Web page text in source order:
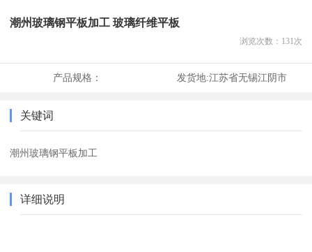
潮州玻璃钢平板加工 玻璃纤维平板
浏览次数： 131次
产品规格： 发货地:江苏省无锡江阴市
关键词
潮州玻璃钢平板加工
详细说明